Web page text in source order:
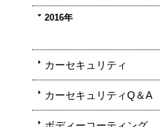
2016年
カーセキュリティ
カーセキュリティQ＆A